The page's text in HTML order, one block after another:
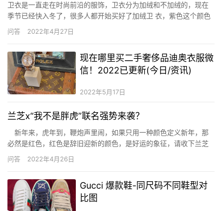
卫衣是一直走在时尚前沿的服饰，卫衣分为加绒和不加绒的，现在
季节已经快入冬了，很多人都开始买好了加绒卫 衣，紫色这个颜色
一直都很受女生的喜爱，那么紫色卫衣搭配什么裤子好看? 紫色卫衣
搭配什么裤子好看 纯色连帽紫色卫衣非常的简单，色彩是也是干净
…
问答 2022年4月27日
现在哪里买二手奢侈品迪奥衣服微
信！2022已更新(今日/资讯)
2022年5月17日
兰芝x“我不是胖虎”联名强势来袭？
新年来，虎年到，鞭炮声里闹，如果只用一种颜色定义新年，那
必然是红色，红色是辞旧迎新的颜色，是好运的象征，请收下兰芝
送给你的第一抹新年红吧！2021年11月25日，兰芝携手“我不是胖
问答 2022年4月26日
Gucci 爆款鞋-同尺码不同鞋型对
比图